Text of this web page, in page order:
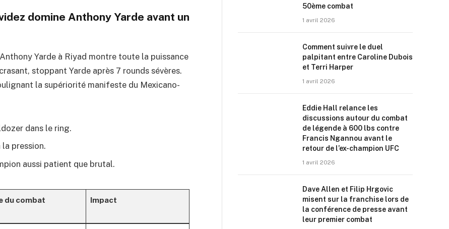
domine Anthony Yarde avant un
Yarde à Riyad montre toute la puissance
stoppant Yarde après 7 rounds sévères.
la supériorité manifeste du Mexicano-
dans le ring.
pression.
aussi patient que brutal.
du combat Impact
50ème combat
1 avril 2026
Comment suivre le duel
palpitant entre Caroline Dubois
et Terri Harper
1 avril 2026
Eddie Hall relance les
discussions autour du combat
de légende à 600 lbs contre
Francis Ngannou avant le
retour de l’ex-champion UFC
1 avril 2026
Dave Allen et Filip Hrgovic
misent sur la franchise lors de
la conférence de presse avant
leur premier combat